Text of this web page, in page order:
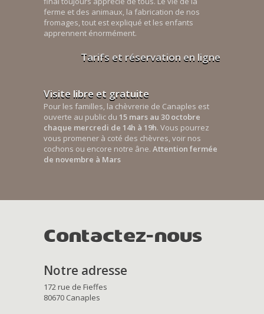
ferme et des animaux, la fabrication de nos
fromages, tout est expliqué et les enfants
apprennent énormément.
Tarifs et réservation en ligne
Visite libre et gratuite
Pour les familles, la chèvrerie de Canaples est
ouverte au public du 15 mars au 30 octobre
chaque mercredi de 14h à 19h. Vous pourrez
vous promener à coté des chèvres, voir nos
cochons ou encore notre âne. Attention fermée
de novembre à Mars
Contactez-nous
Notre adresse
172 rue de Fieffes
80670 Canaples